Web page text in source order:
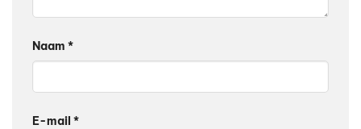
Naam *
E-mail *